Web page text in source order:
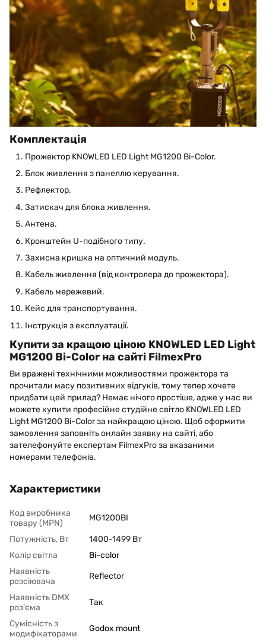
Комплектація
Прожектор KNOWLED LED Light MG1200 Bi-Color.
Блок живлення з панеллю керування.
Рефлектор.
Затискач для блока живлення.
Антена.
Кронштейн U-подібного типу.
Захисна кришка на оптичний модуль.
Кабель живлення (від контролера до прожектора).
Кабель мережевий.
Кейс для транспортування.
Інструкція з експлуатації.
Купити за кращою ціною KNOWLED LED Light
MG1200 Bi-Color на сайті FilmexPro
Ви вражені технічними можливостями прожектора та
прочитали масу позитивних відгуків, тому тепер хочете
придбати цей прилад? Немає нічого простіше, адже у нас ви
можете купити професійне студійне світло KNOWLED LED
Light MG1200 Bi-Color за найкращою ціною. Щоб оформити
замовлення заповніть онлайн заявку на сайті, або
зателефонуйте експертам FilmexPro за вказаними
номерами телефонів.
Характеристики
Код виробника
товару (MPN)
MG1200BI
Потужність, Вт
1400-1499 Вт
Колір світла
Bi-color
Наявність
розсіювача
Reflector
Наявність DMX
роз'єма
Так
Сумісність з
модифікаторами
Godox mount